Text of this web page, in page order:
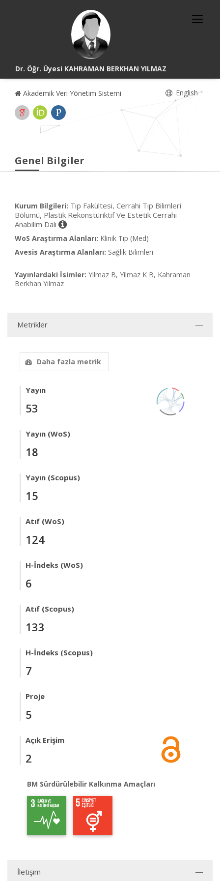
Dr. Öğr. Üyesi KAHRAMAN BERKHAN YILMAZ
Akademik Veri Yönetim Sistemi English
Genel Bilgiler
Kurum Bilgileri: Tıp Fakültesi, Cerrahi Tıp Bilimleri
Bölümü, Plastik Rekonstüriktif Ve Estetik Cerrahi
Anabilim Dalı
WoS Araştırma Alanları: Klinik Tıp (Med)
Avesis Araştırma Alanları: Sağlık Bilimleri
Yayınlardaki İsimler: Yilmaz B, Yilmaz K B, Kahraman
Berkhan Yılmaz
Metrikler
Daha fazla metrik
Yayın
53
Yayın (WoS)
18
Yayın (Scopus)
15
Atıf (WoS)
124
H-İndeks (WoS)
6
Atıf (Scopus)
133
H-İndeks (Scopus)
7
Proje
5
Açık Erişim
2
BM Sürdürülebilir Kalkınma Amaçları
İletişim